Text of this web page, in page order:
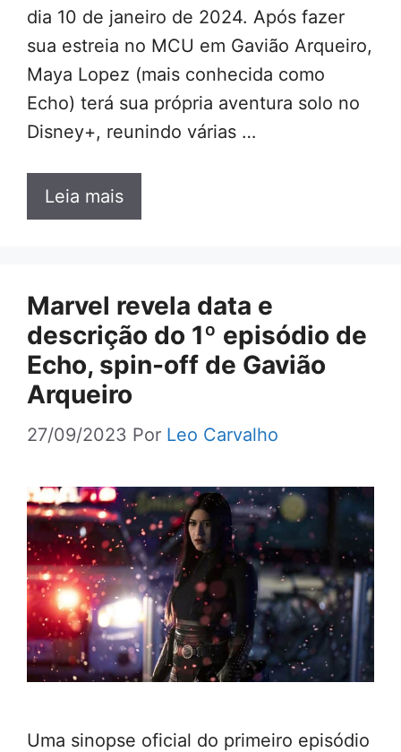
dia 10 de janeiro de 2024. Após fazer
sua estreia no MCU em Gavião Arqueiro,
Maya Lopez (mais conhecida como
Echo) terá sua própria aventura solo no
Disney+, reunindo várias …
Leia mais
Marvel revela data e
descrição do 1º episódio de
Echo, spin-off de Gavião
Arqueiro
27/09/2023 Por Leo Carvalho
Uma sinopse oficial do primeiro episódio